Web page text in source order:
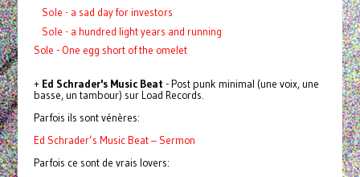
Sole - a sad day for investors
Sole - a hundred light years and running
Sole - One egg short of the omelet
+ Ed Schrader's Music Beat - Post punk minimal (une voix, une
basse, un tambour) sur Load Records.
Parfois ils sont vénères:
Ed Schrader’s Music Beat – Sermon
Parfois ce sont de vrais lovers: